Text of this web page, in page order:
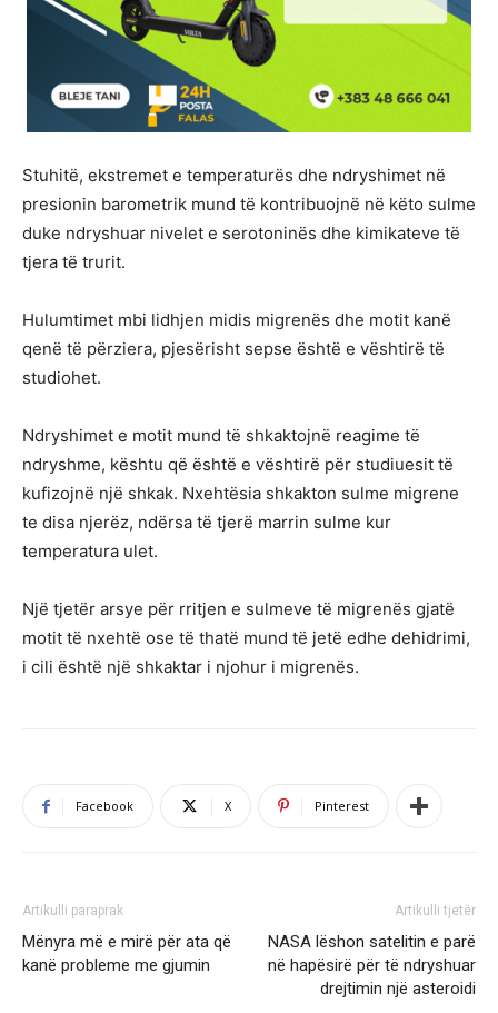
Stuhitë, ekstremet e temperaturës dhe ndryshimet në
presionin barometrik mund të kontribuojnë në këto sulme
duke ndryshuar nivelet e serotoninës dhe kimikateve të
tjera të trurit.
Hulumtimet mbi lidhjen midis migrenës dhe motit kanë
qenë të përziera, pjesërisht sepse është e vështirë të
studiohet.
Ndryshimet e motit mund të shkaktojnë reagime të
ndryshme, kështu që është e vështirë për studiuesit të
kufizojnë një shkak. Nxehtësia shkakton sulme migrene
te disa njerëz, ndërsa të tjerë marrin sulme kur
temperatura ulet.
Një tjetër arsye për rritjen e sulmeve të migrenës gjatë
motit të nxehtë ose të thatë mund të jetë edhe dehidrimi,
i cili është një shkaktar i njohur i migrenës.
Facebook X Pinterest
Artikulli paraprak
Mënyra më e mirë për ata që
kanë probleme me gjumin
Artikulli tjetër
NASA lëshon satelitin e parë
në hapësirë për të ndryshuar
drejtimin një asteroidi